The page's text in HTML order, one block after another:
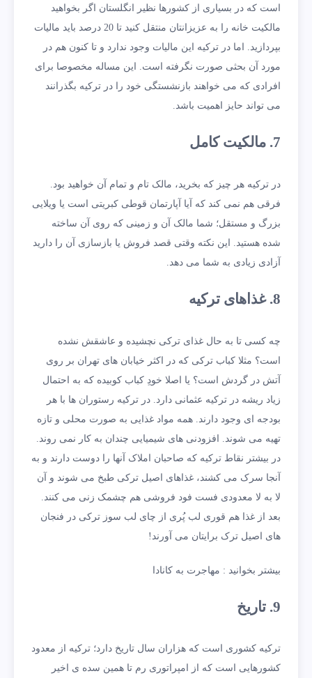
است که در بسیاری از کشورها نظیر انگلستان اگر بخواهید
مالکیت خانه را به عزیزانتان منتقل کنید تا 20 درصد باید مالیات
بپردازید. اما در ترکیه این مالیات وجود ندارد و تا کنون هم در
مورد آن بحثی صورت نگرفته است. این مساله مخصوصا برای
افرادی که می خواهند بازنشستگی خود را در ترکیه بگذرانند
می تواند حایز اهمیت باشد.
7. مالکیت کامل
در ترکیه هر چیز که بخرید، مالک تام و تمام آن خواهید بود.
فرقی هم نمی کند که آیا آپارتمان قوطی کبریتی است یا ویلایی
بزرگ و مستقل؛ شما مالک آن و زمینی که روی آن ساخته
شده هستید. این نکته وقتی قصد فروش یا بازسازی آن را دارید
آزادی زیادی به شما می دهد.
8. غذاهای ترکیه
چه کسی تا به حال غذای ترکی نچشیده و عاشقش نشده
است؟ مثلا کباب ترکی که در اکثر خیابان های تهران بر روی
آتش در گردش است؟ یا اصلا خودِ کباب کوبیده که به احتمال
زیاد ریشه در ترکیه عثمانی دارد. در ترکیه رستوران ها با هر
بودجه ای وجود دارند. همه مواد غذایی به صورت محلی و تازه
تهیه می شوند. افزودنی های شیمیایی چندان به کار نمی روند.
در بیشتر نقاط ترکیه که صاحبان املاک آنها را دوست دارند و به
آنجا سرک می کشند، غذاهای اصیل ترکی طبخ می شوند و آن
لا به لا معدودی فست فود فروشی هم چشمک زنی می کنند.
بعد از غذا هم قوری لب پُری از چای لب سوز ترکی در فنجان
های اصیل ترک برایتان می آورند!
بیشتر بخوانید : مهاجرت به کانادا
9. تاریخ
ترکیه کشوری است که هزاران سال تاریخ دارد؛ ترکیه از معدود
کشورهایی است که از امپراتوری رم تا همین سده ی اخیر